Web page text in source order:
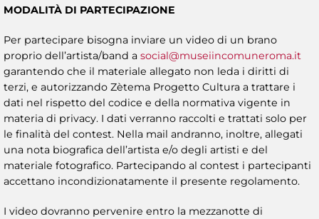
MODALITÀ DI PARTECIPAZIONE
Per partecipare bisogna inviare un video di un brano
proprio dell’artista/band a social@museiincomuneroma.it
garantendo che il materiale allegato non leda i diritti di
terzi, e autorizzando Zètema Progetto Cultura a trattare i
dati nel rispetto del codice e della normativa vigente in
materia di privacy. I dati verranno raccolti e trattati solo per
le finalità del contest. Nella mail andranno, inoltre, allegati
una nota biografica dell’artista e/o degli artisti e del
materiale fotografico. Partecipando al contest i partecipanti
accettano incondizionatamente il presente regolamento.
I video dovranno pervenire entro la mezzanotte di